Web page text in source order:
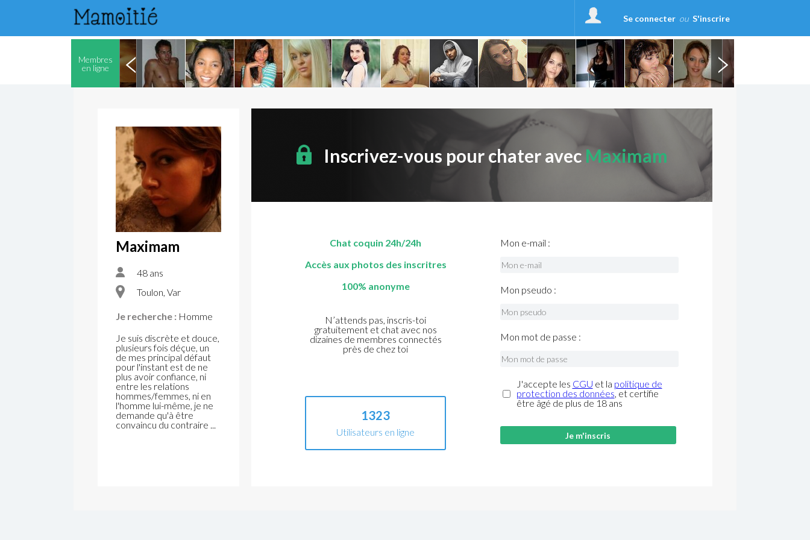
Se connecter ou S'inscrire
Membres
en ligne
Maximam
48 ans
Toulon, Var
Je recherche : Homme
Je suis discrète et douce,
plusieurs fois déçue, un
de mes principal défaut
pour l'instant est de ne
plus avoir confiance, ni
entre les relations
hommes/femmes, ni en
l'homme lui-même, je ne
demande qu'à être
convaincu du contraire ...
Inscrivez-vous pour chater avec Maximam
Chat coquin 24h/24h
Accès aux photos des inscritres
100% anonyme
N’attends pas, inscris-toi
gratuitement et chat avec nos
dizaines de membres connectés
près de chez toi
1323
Utilisateurs en ligne
Mon e-mail :
Mon pseudo :
Mon mot de passe :
J'accepte les CGU et la politique de
protection des données, et certifie
être âgé de plus de 18 ans